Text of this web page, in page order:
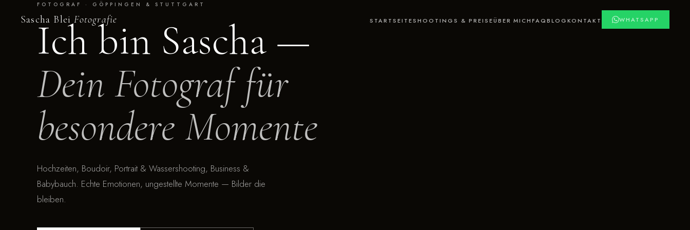
Sascha BleiFotografie STARTSEITESHOOTINGS & PREISEÜBER MICHFAQBLOGKONTAKT WHATSAPP
FOTOGRAF · GÖPPINGEN & STUTTGART
Ich bin Sascha —
Dein Fotograf für
besondere Momente
Hochzeiten, Boudoir, Portrait & Wassershooting, Business &
Babybauch. Echte Emotionen, ungestellte Momente — Bilder die
bleiben.